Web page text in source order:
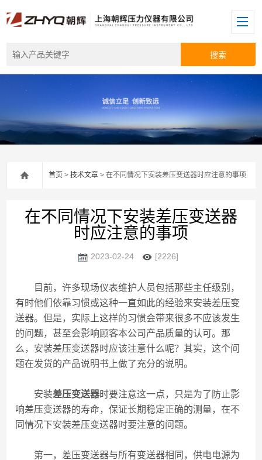
首页 >技术文章 > 在不同情况下安装差压变送器时应注意的事项
在不同情况下安装差压变送器
时应注意的事项
2023-02-24 [2226]
目前，许多现场仪表维护人员包括那些主任级别，
有时他们依靠习惯或这种一直如此的经验来安装差压变
送器。但是，实际上这样的习惯会带来很多不应该发生
的问题，甚至会影响顾客本公司产品质量的认可。那
么，安装差压变送器时应该注意什么呢？其实，这个问
题在发货的产品说明书上做了充分的说明。
安装差压变送器时要注意这一点，只是为了防止影
响差压变送器的寿命，保证长期稳定正确的测量，在不
同情况下安装差压变送器时要注意的问题。
第一，差压变送器与所有变送器相同，供电电源为